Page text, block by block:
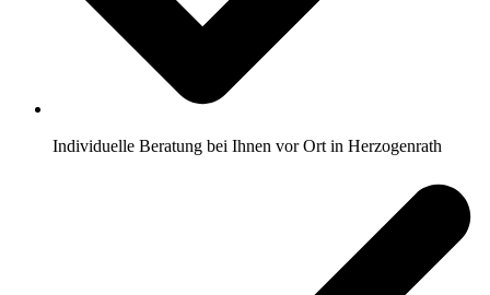
Individuelle Beratung bei Ihnen vor Ort in Herzogenrath